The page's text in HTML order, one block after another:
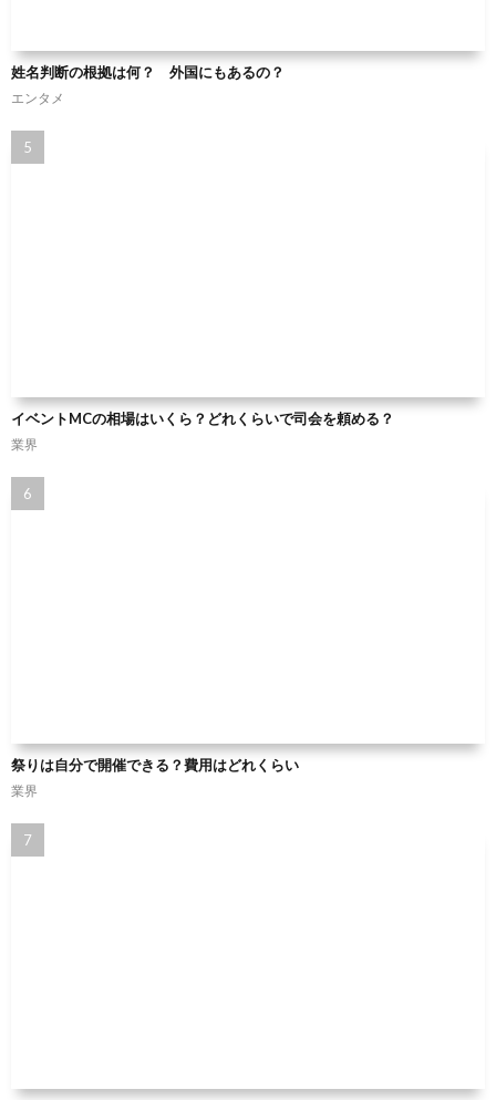
姓名判断の根拠は何？ 外国にもあるの？
エンタメ
イベントMCの相場はいくら？どれくらいで司会を頼める？
業界
祭りは自分で開催できる？費用はどれくらい
業界